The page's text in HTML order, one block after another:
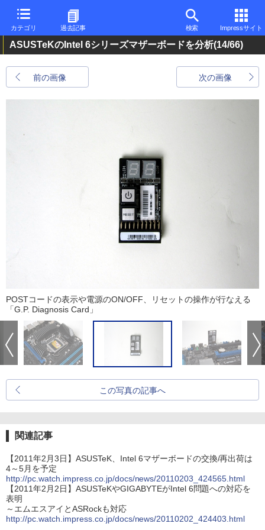
カテゴリ 過去記事 検索 Impressサイト
ASUSTeKのIntel 6シリーズマザーボードを分析(14/66)
前の画像 次の画像
POSTコードの表示や電源のON/OFF、リセットの操作が行なえる
「G.P. Diagnosis Card」
この写真の記事へ
関連記事
【2011年2月3日】ASUSTeK、Intel 6マザーボードの交換/再出荷は
4～5月を予定
http://pc.watch.impress.co.jp/docs/news/20110203_424565.html
【2011年2月2日】ASUSTeKやGIGABYTEがIntel 6問題への対応を
表明
～エムエスアイとASRockも対応
http://pc.watch.impress.co.jp/docs/news/20110202_424403.html